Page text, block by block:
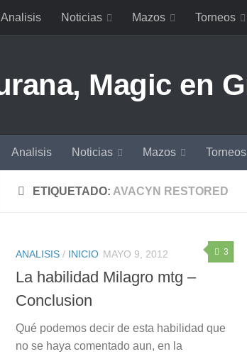
Analisis Noticias Mazos Torneos
Analisis Noticias Mazos Torneos
ETIQUETADO: AVACYN RESTORED
3
ANALISIS / INICIO MAYO 9, 2012
La habilidad Milagro mtg –
Conclusion
Qué podemos decir de esta habilidad que
no se haya comentado aun, en la